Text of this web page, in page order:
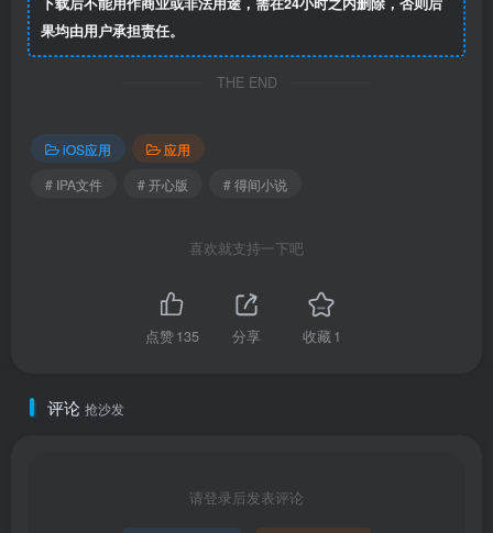
果均由用户承担责任。
THE END
iOS应用
应用
# IPA文件
# 开心版 # 得间小说
喜欢就支持一下吧
点赞135 分享 收藏1
评论 抢沙发
请登录后发表评论